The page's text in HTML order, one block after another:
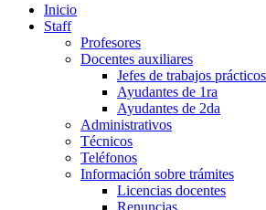
Inicio
Staff
Profesores
Docentes auxiliares
Jefes de trabajos prácticos
Ayudantes de 1ra
Ayudantes de 2da
Administrativos
Técnicos
Teléfonos
Información sobre trámites
Licencias docentes
Renuncias